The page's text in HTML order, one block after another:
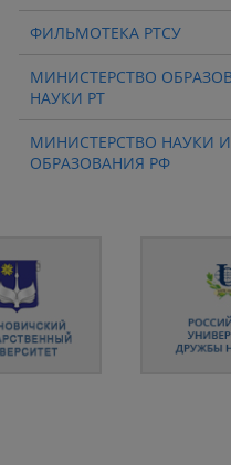
ФИЛЬМОТЕКА РТСУ
МИНИСТЕРСТВО
НАУКИ РТ
МИНИСТЕРСТВО НАУКИ
ОБРАЗОВАНИЯ РФ